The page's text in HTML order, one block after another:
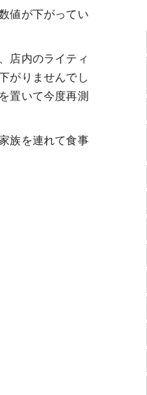
値が下がってい
店内のライティ
がりませんでし
置いて今度再測
族を連れて食事